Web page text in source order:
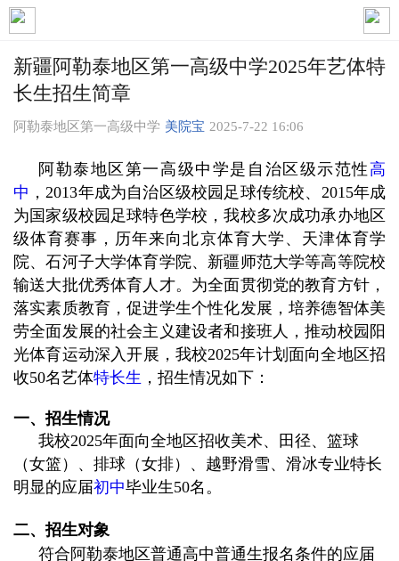
新疆阿勒泰地区第一高级中学2025年艺体特
长生招生简章
阿勒泰地区第一高级中学 美院宝 2025-7-22 16:06
阿勒泰地区第一高级中学是自治区级示范性高
中 ，2013年成为自治区级校园足球传统校、2015年成
为国家级校园足球特色学校，我校多次成功承办地区
级体育赛事，历年来向北京体育大学、天津体育学
院、石河子大学体育学院、新疆师范大学等高等院校
输送大批优秀体育人才。为全面贯彻党的教育方针，
落实素质教育，促进学生个性化发展，培养德智体美
劳全面发展的社会主义建设者和接班人，推动校园阳
光体育运动深入开展，我校2025年计划面向全地区招
收50名艺体特长生 ，招生情况如下：
一、招生情况
我校2025年面向全地区招收美术、田径、篮球
（女篮）、排球（女排）、越野滑雪、滑冰专业特长
明显的应届初中毕业生50名。
二、招生对象
符合阿勒泰地区普通高中普通生报名条件的应届